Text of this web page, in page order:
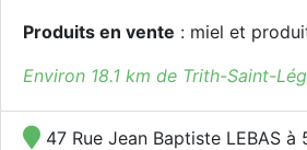
Produits en vente : miel et
Environ 18.1 km de Trith-Saint-
47 Rue Jean Baptiste LEBAS à